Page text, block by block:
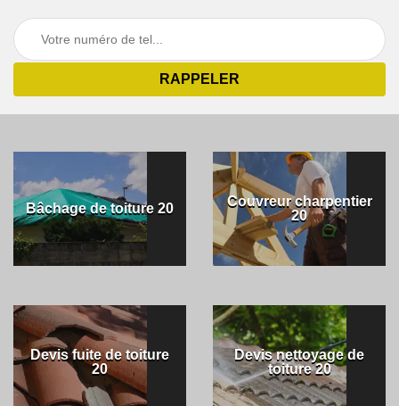
Bâchage de toiture 20
Couvreur charpentier
20
Devis fuite de toiture
20
Devis nettoyage de
toiture 20